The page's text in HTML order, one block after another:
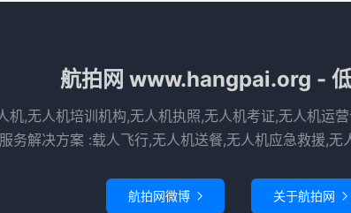
航拍网 www.hangpai.org -
机,无人机培训机构,无人机执照,无人机考证,无人机运
务解决方案 :载人飞行,无人机送餐,无人机应急救援,无
航拍网微博  关于航拍网 